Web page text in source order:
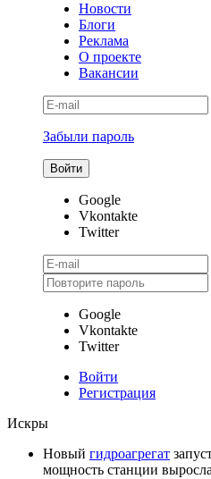
Новости
Блоги
Реклама
О проекте
Вакансии
Забыли пароль
Google
Vkontakte
Twitter
Google
Vkontakte
Twitter
Войти
Регистрация
Искры
Новый гидроагрегат
мощность станции